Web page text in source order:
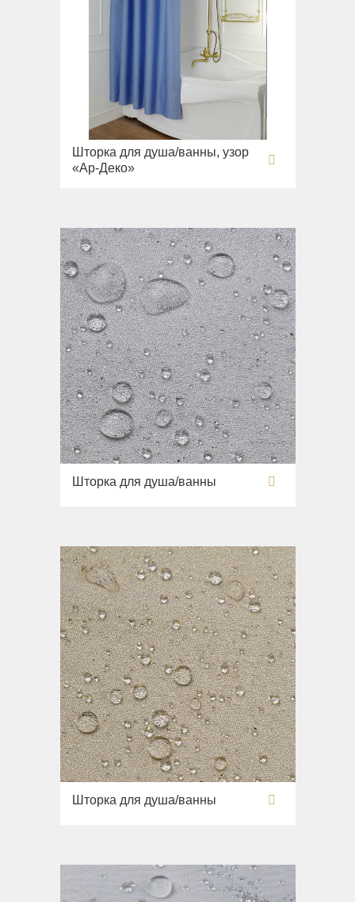
Шторка для душа/ванны, узор
«Ар-Деко»
Шторка для душа/ванны
Шторка для душа/ванны